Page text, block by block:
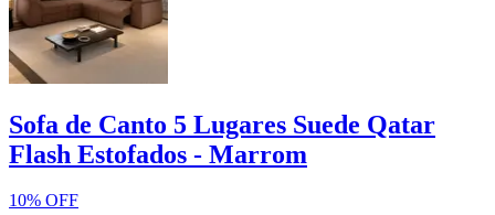
Sofa de Canto 5 Lugares Suede Qatar
Flash Estofados - Marrom
10% OFF